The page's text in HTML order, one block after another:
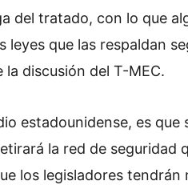
del tratado, con lo que
leyes que las respaldan
discusión del T-MEC.
estadounidense, es que
la red de seguridad
los legisladores